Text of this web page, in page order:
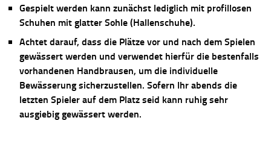
Gespielt werden kann zunächst lediglich mit profillosen
Schuhen mit glatter Sohle (Hallenschuhe).
Achtet darauf, dass die Plätze vor und nach dem Spielen
gewässert werden und verwendet hierfür die bestenfalls
vorhandenen Handbrausen, um die individuelle
Bewässerung sicherzustellen. Sofern Ihr abends die
letzten Spieler auf dem Platz seid kann ruhig sehr
ausgiebig gewässert werden.